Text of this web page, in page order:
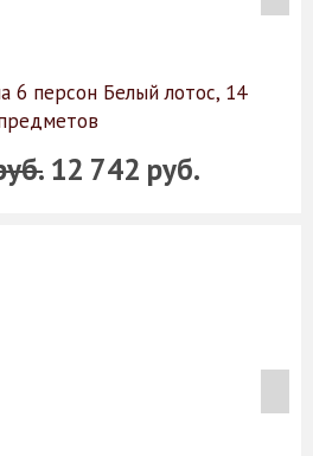
6 персон Белый лотос, 14
12 742 руб.